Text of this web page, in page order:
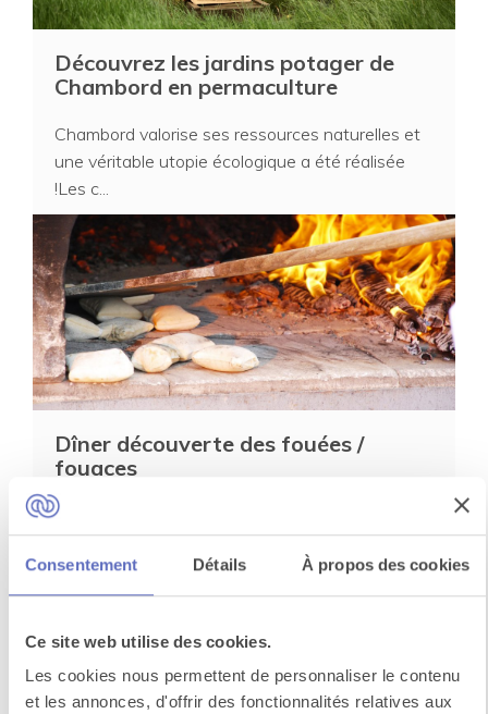
Consentement Détails À propos des cookies
Ce site web utilise des cookies.
Les cookies nous permettent de personnaliser le contenu
et les annonces, d'offrir des fonctionnalités relatives aux
Découvrez les jardins potager de
Chambord en permaculture
Chambord valorise ses ressources naturelles et
une véritable utopie écologique a été réalisée
!Les c...
Dîner découverte des fouées /
fouaces
Connaissez-vous les fouées ? (ou fouaces) ?
Spécialité de l'ouest de la France (Touraine,
Saumurois, ...
Centre-Val de Loire